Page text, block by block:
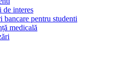
de interes
bancare pentru studenti
medicală